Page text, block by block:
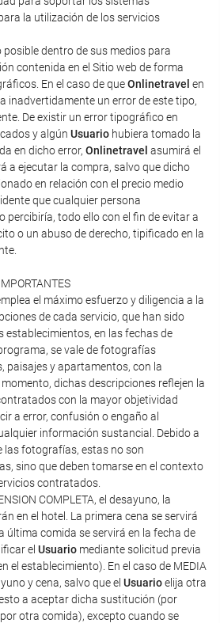
la utilización de los servicios
posible dentro de sus medios para
contenida en el Sitio web de forma
En el caso de queOnlinetravel en
inadvertidamente un error de este tipo,
De existir un error tipográfico en
y algún Usuario hubiera tomado la
en dicho error, Onlinetravel asumirá el
a ejecutar la compra, salvo que dicho
en relación con el precio medio
que cualquier persona
percibiría, todo ello con el fin de evitar a
o un abuso de derecho, tipificado en la
el máximo esfuerzo y diligencia a la
de cada servicio, que han sido
en las fechas de
se vale de fotografías
paisajes y apartamentos, con la
dichas descripciones reflejen la
con la mayor objetividad
a error, confusión o engaño al
información sustancial. Debido a
las fotografías, estas no son
sino que deben tomarse en el contexto
contratados.
COMPLETA, el desayuno, la
en el hotel. La primera cena se servirá
última comida se servirá en la fecha de
el Usuario mediante solicitud previa
el establecimiento). En el caso de MEDIA
y cena, salvo que el Usuarioelija otra
a aceptar dicha sustitución (por
otra comida), excepto cuando se